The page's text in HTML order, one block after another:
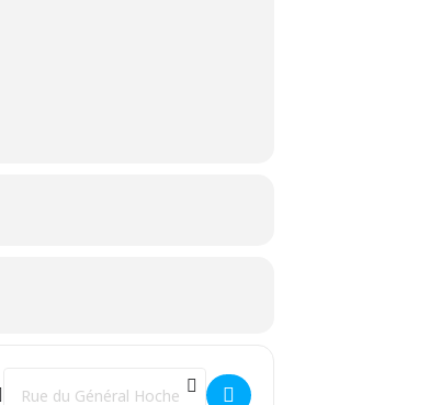
Destination Address - Opération "La bonne mine" []